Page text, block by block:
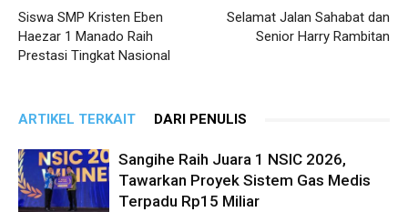
Siswa SMP Kristen Eben
Haezar 1 Manado Raih
Prestasi Tingkat Nasional
Selamat Jalan Sahabat dan
Senior Harry Rambitan
ARTIKEL TERKAIT DARI PENULIS
Sangihe Raih Juara 1 NSIC 2026,
Tawarkan Proyek Sistem Gas Medis
Terpadu Rp15 Miliar